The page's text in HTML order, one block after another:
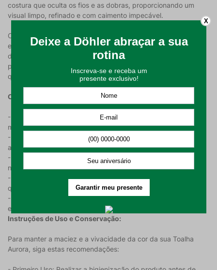
costura que oculta os fios e as dobras, proporcionando um
visual limpo, refinado e com caimento impecável.
Com dimensões de 70 cm x 1,35 m, a Toalha Aurora oferece o
envolvimento ideal para o corpo após o banho, unindo a
durabilidade característica da Döhler com a maciez que a sua
pele merece. É a peça perfeita para quem não abre mão de
qualidade técnica e beleza estética no enxoval de banho.
Características do Produto:
- Composição: 97% Algodão e 3% Poliéster, equilibrando
maciez natural e resistência;
- Gramatura: 440 g/m², proporcionando corpo, volume e alta
absorção;
- Tecido Jacquard: Detalhes texturizados tecidos diretamente
na trama para maior elegância;
- Barra Embutida: Acabamento premium com costura invisível
que garante um visual sofisticado;
- Dimensões: 70 cm x 1,35 m, tamanho banho padrão com
excelente cobertura;
Instruções de Uso e Conservação:
Para manter a maciez e a vivacidade da cor da sua Toalha
Aurora, siga estas recomendações:
X